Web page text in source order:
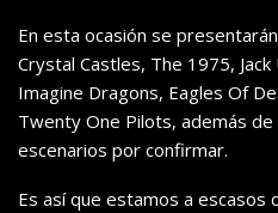
En esta ocasión se
Crystal Castles, The 1975,
Imagine Dragons, Eagles Of
Twenty One Pilots, además
escenarios por confirmar.
Es así que estamos a escasos